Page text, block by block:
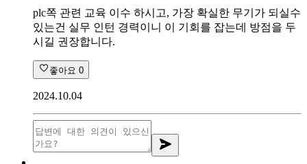
plc쪽 관련 교육 이수 하시고, 가장 확실한 무기가 되실수
있는건 실무 인턴 경력이니 이 기회를 잡는데 방점을 두
시길 권장합니다.
좋아요 0
2024.10.04